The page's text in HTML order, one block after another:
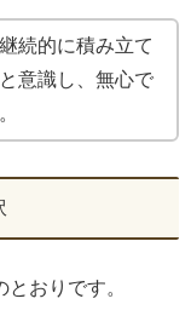
続的に積み立て
意識し、無心で
おりです。